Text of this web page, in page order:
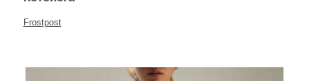
Frostpost